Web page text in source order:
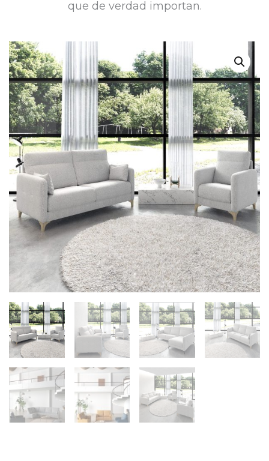
que de verdad importan.